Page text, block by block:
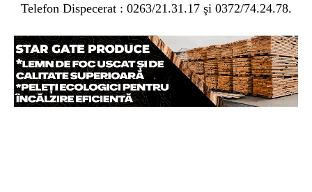
Telefon Dispecerat : 0263/21.31.17 şi 0372/74.24.78.